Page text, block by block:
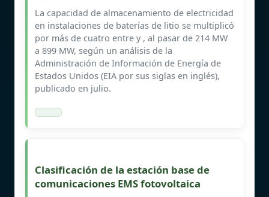
La capacidad de almacenamiento de electricidad
en instalaciones de baterías de litio se multiplicó
por más de cuatro entre y , al pasar de 214 MW
a 899 MW, según un análisis de la
Administración de Información de Energía de
Estados Unidos (EIA por sus siglas en inglés),
publicado en julio.
Clasificación de la estación base de
comunicaciones EMS fotovoltaica